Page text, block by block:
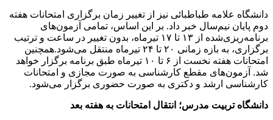
دانشگاه علامه طباطبائی نیز از تغییر زمان برگزاری امتحانات هفته
دوم پایان نیم‌سال خبر داد. بر این اساس، تمامی آزمون‌های
برنامه‌ریزی‌شده از ۱۳ تا ۱۷ تیرماه، بدون تغییر در ساعت و ترتیب
برگزاری، به بازه زمانی ۲۰ تا ۲۴ تیرماه منتقل می‌شود.همچنین
امتحانات هفته نخست از ۶ تا ۱۰ تیرماه طبق برنامه برگزار خواهد
شد. آزمون‌های مقطع کارشناسی به صورت مجازی و امتحانات
کارشناسی ارشد و دکتری به صورت حضوری برگزار می‌شود.
دانشگاه تربیت مدرس؛ انتقال امتحانات به هفته بعد